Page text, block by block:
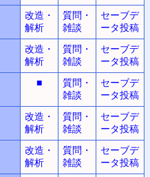
改造・
解析
質問・
雑談
セーブデ
ータ投稿
改造・
解析
質問・
雑談
セーブデ
ータ投稿
■
質問・
雑談
セーブデ
ータ投稿
改造・
解析
質問・
雑談
セーブデ
ータ投稿
改造・
解析
質問・
雑談
セーブデ
ータ投稿